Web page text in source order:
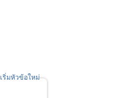
เริ่มหัวข้อใหม่